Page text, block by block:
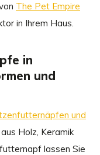
The Pet Empire
in Ihrem Haus.
in
und
und
Holz, Keramik
lassen Sie